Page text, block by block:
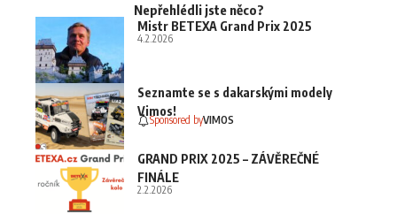
Nepřehlédli jste něco?
Mistr BETEXA Grand Prix 2025
4.2.2026
Seznamte se s dakarskými modely
Vimos!
Sponsored byVIMOS
GRAND PRIX 2025 – ZÁVĚREČNÉ
FINÁLE
2.2.2026